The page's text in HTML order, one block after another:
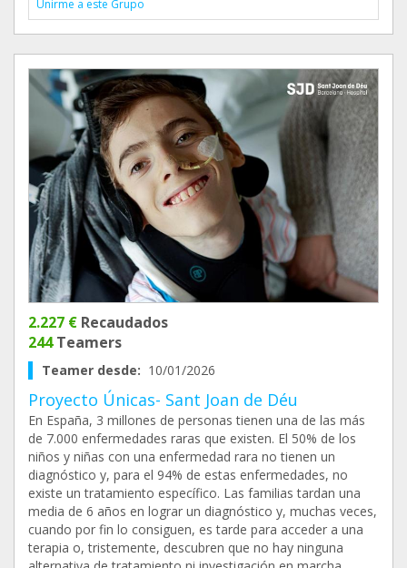
Unirme a este Grupo
2.227 € Recaudados
244Teamers
Teamer desde: 10/01/2026
Proyecto Únicas- Sant Joan de Déu
En España, 3 millones de personas tienen una de las más
de 7.000 enfermedades raras que existen. El 50% de los
niños y niñas con una enfermedad rara no tienen un
diagnóstico y, para el 94% de estas enfermedades, no
existe un tratamiento específico. Las familias tardan una
media de 6 años en lograr un diagnóstico y, muchas veces,
cuando por fin lo consiguen, es tarde para acceder a una
terapia o, tristemente, descubren que no hay ninguna